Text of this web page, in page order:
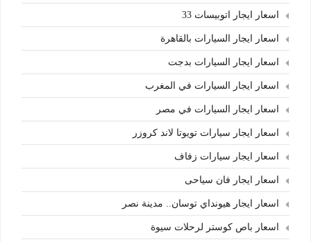
اسعار ايجار اتوبيسات 33
اسعار ايجار السيارات بالقاهرة
اسعار ايجار السيارات بدجت
اسعار ايجار السيارات في المغرب
اسعار ايجار السيارات في مصر
اسعار ايجار سيارات تويوتا لاند كروزر
اسعار ايجار سيارات زفاف
اسعار ايجار فان سياحى
اسعار ايجار هيونداي توسان.. مدينة نصر
اسعار باص كوستر لرحلات سيوة